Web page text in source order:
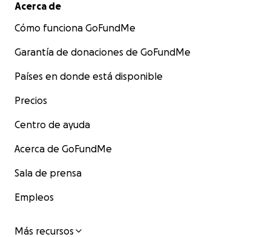
Acerca de
Cómo funciona GoFundMe
Garantía de donaciones de GoFundMe
Países en donde está disponible
Precios
Centro de ayuda
Acerca de GoFundMe
Sala de prensa
Empleos
Más recursos